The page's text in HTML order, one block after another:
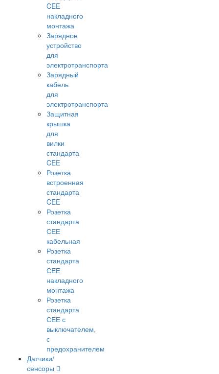
CEE
накладного
монтажа
Зарядное
устройство
для
электротранспорта
Зарядный
кабель
для
электротранспорта
Защитная
крышка
для
вилки
стандарта
CEE
Розетка
встроенная
стандарта
CEE
Розетка
стандарта
СЕЕ
кабельная
Розетка
стандарта
СЕЕ
накладного
монтажа
Розетка
стандарта
СЕЕ с
выключателем,
с
предохранителем
Датчики/
сенсоры